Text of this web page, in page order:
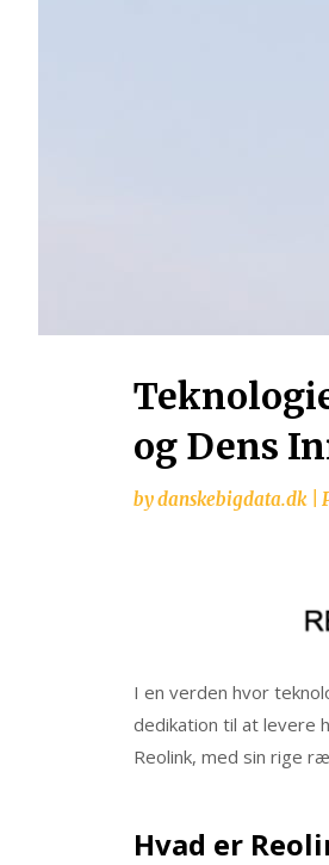
og Dens
bydanskebigdata.dk
I en verden hvor
dedikation til at levere
Reolink, med sin rige
Hvad er